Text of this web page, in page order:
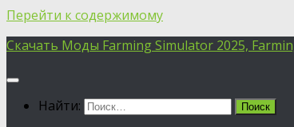
Перейти к содержимому
Скачать Моды Farming Simulator 2025,
Найти: